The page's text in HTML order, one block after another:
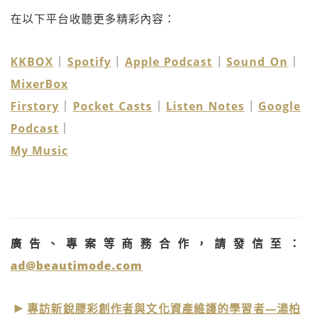
在以下平台收聽更多精彩內容：
KKBOX Spotify Apple Podcast ｜Sound On
MixerBox
Firstory
Pocket Casts Listen Notes
Google
Podcast
My Music
廣告、專案等商務合作，請發信至：
ad@beautimode.com
專訪新銳膠彩創作者與文化資產維護的學習者—湯柏